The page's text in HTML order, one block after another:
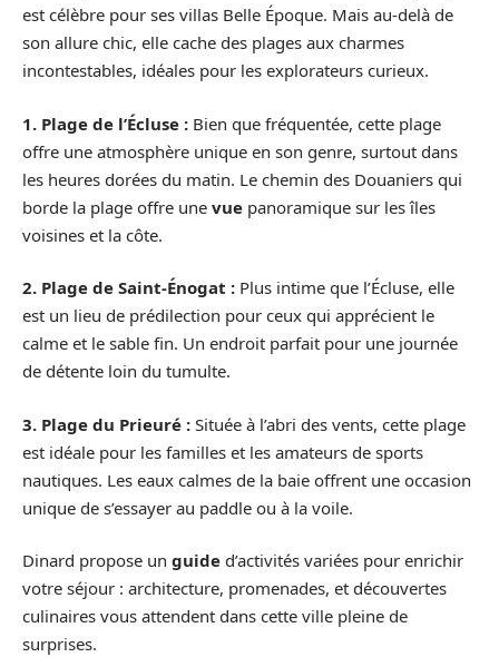
est célèbre pour ses villas Belle Époque. Mais au-delà de
son allure chic, elle cache des plages aux charmes
incontestables, idéales pour les explorateurs curieux.
1. Plage de l’Écluse : Bien que fréquentée, cette plage
offre une atmosphère unique en son genre, surtout dans
les heures dorées du matin. Le chemin des Douaniers qui
borde la plage offre une vue panoramique sur les îles
voisines et la côte.
2. Plage de Saint-Énogat : Plus intime que l’Écluse, elle
est un lieu de prédilection pour ceux qui apprécient le
calme et le sable fin. Un endroit parfait pour une journée
de détente loin du tumulte.
3. Plage du Prieuré : Située à l’abri des vents, cette plage
est idéale pour les familles et les amateurs de sports
nautiques. Les eaux calmes de la baie offrent une occasion
unique de s’essayer au paddle ou à la voile.
Dinard propose un guide d’activités variées pour enrichir
votre séjour : architecture, promenades, et découvertes
culinaires vous attendent dans cette ville pleine de
surprises.